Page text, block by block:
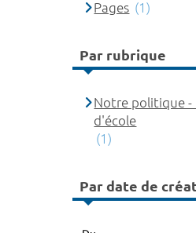
Pages (1)
Par rubrique
Notre politique
d'école
(1)
Par date de